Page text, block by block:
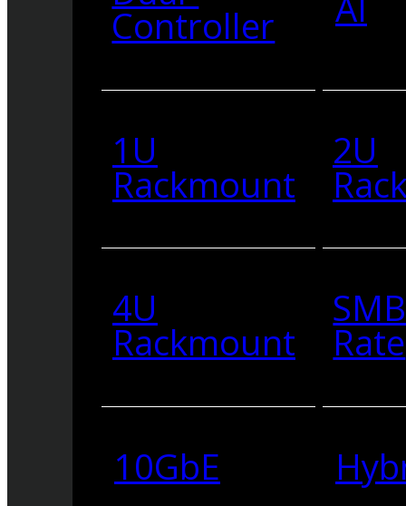
Controller
1U
Rackmount
2U
4U
Rackmount Rate
10GbE